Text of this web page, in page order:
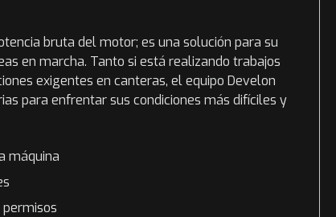
bruta del motor; es una solución para su
en marcha. Tanto si está realizando trabajos
exigentes en canteras, el equipo Develon
para enfrentar sus condiciones más difíciles y
máquina